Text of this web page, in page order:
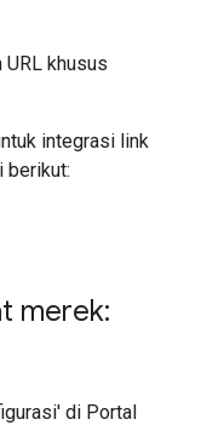
khusus
integrasi link
berikut:
merek:
di Portal